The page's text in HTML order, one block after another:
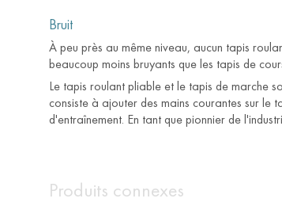
Bruit
À peu près au même niveau, aucun tapis
beaucoup moins bruyants que les tapis de
Le tapis roulant pliable et le tapis de marche
consiste à ajouter des mains courantes sur le
d'entraînement. En tant que pionnier de
Produits connexes